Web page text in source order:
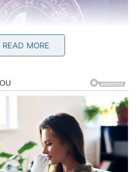
STRAST, NOVA
POČETAK
pokazuje slabost. Kada boli – vi
razočarate – pravite plan. Ali istina
READ MORE